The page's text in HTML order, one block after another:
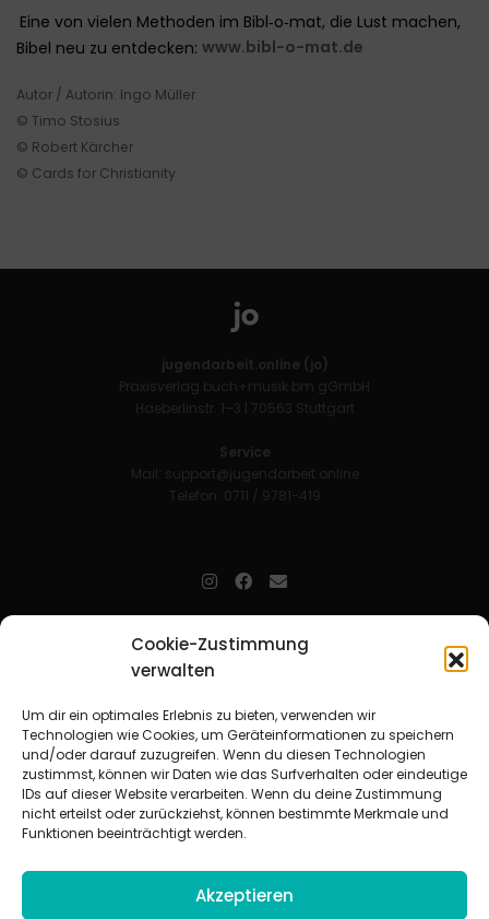
Cookie-Zustimmung
verwalten
Um dir ein optimales Erlebnis zu bieten, verwenden wir
Technologien wie Cookies, um Geräteinformationen zu speichern
und/oder darauf zuzugreifen. Wenn du diesen Technologien
zustimmst, können wir Daten wie das Surfverhalten oder eindeutige
IDs auf dieser Website verarbeiten. Wenn du deine Zustimmung
nicht erteilst oder zurückziehst, können bestimmte Merkmale und
Funktionen beeinträchtigt werden.
Akzeptieren
Eine von vielen Methoden im Bibl‑o‑mat, die Lust machen,
Bibel neu zu entdecken: www.bibl-o-mat.de
Autor / Autorin: Ingo Müller
© Timo Stosius
© Robert Kärcher
© Cards for Christianity
jugendarbeit.online (jo)
Praxisverlag buch+musik bm gGmbH
Haeberlinstr. 1–3 | 70563 Stuttgart
Service
Mail: support@jugendarbeit.online
Telefon: 0711 / 9781-419
Mitarbeitende in der christlichen Kinder-, Jugend- und jungen
Erwachsenenarbeit. Aufjofindet man unkompliziert und schnell
Beziehungsarbeit.
Beteiligte Verbände
CVJM-Landesverband Bayern e. V. |CVJM-Gesamtverband in
Deutschland e. V.
CVJM-Westbund e. V.|Deutscher Jugendverband „Entschieden für
Christus“ e. V.